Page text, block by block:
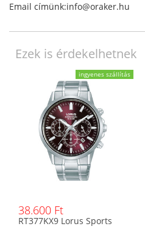
Email címünk:info@oraker.hu
Ezek is érdekelhetnek
ingyenes szállítás
38.600 Ft
RT377KX9 Lorus Sports